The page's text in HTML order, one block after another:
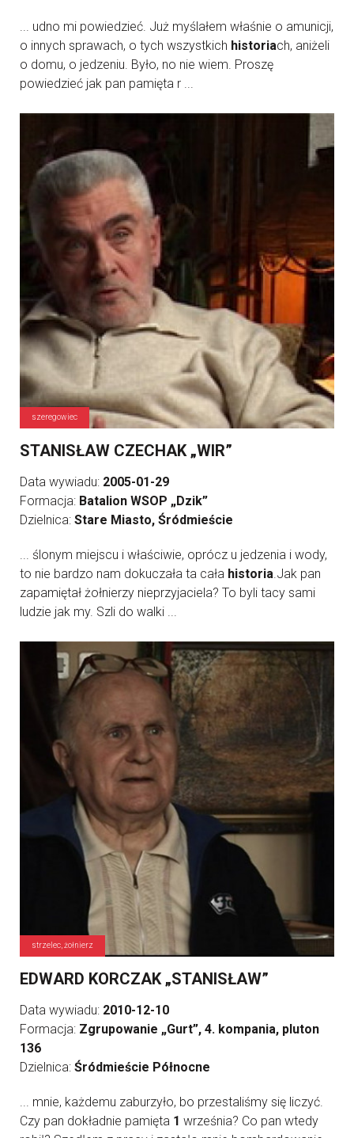
... udno mi powiedzieć. Już myślałem właśnie o amunicji,
o innych sprawach, o tych wszystkich historiach, aniżeli
o domu, o jedzeniu. Było, no nie wiem. Proszę
powiedzieć jak pan pamięta r ...
szeregowiec
STANISŁAW CZECHAK „WIR”
Data wywiadu: 2005-01-29
Formacja: Batalion WSOP „Dzik”
Dzielnica: Stare Miasto, Śródmieście
... ślonym miejscu i właściwie, oprócz u jedzenia i wody,
to nie bardzo nam dokuczała ta cała historia.Jak pan
zapamiętał żołnierzy nieprzyjaciela? To byli tacy sami
ludzie jak my. Szli do walki ...
strzelec, żołnierz
EDWARD KORCZAK „STANISŁAW”
Data wywiadu: 2010-12-10
Formacja: Zgrupowanie „Gurt”, 4. kompania, pluton
136
Dzielnica: Śródmieście Północne
... mnie, każdemu zaburzyło, bo przestaliśmy się liczyć.
Czy pan dokładnie pamięta 1 września? Co pan wtedy